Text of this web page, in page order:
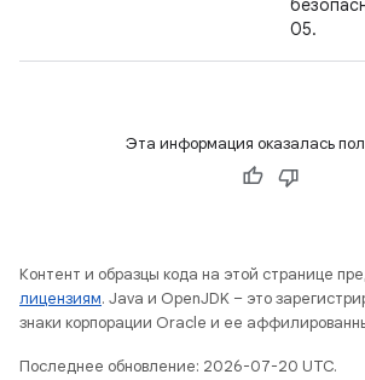
05.
Эта информация оказалась
Контент и образцы кода на этой странице
лицензиям. Java и OpenJDK – это
знаки корпорации Oracle и ее
Последнее обновление: 2026-07-20 UTC.